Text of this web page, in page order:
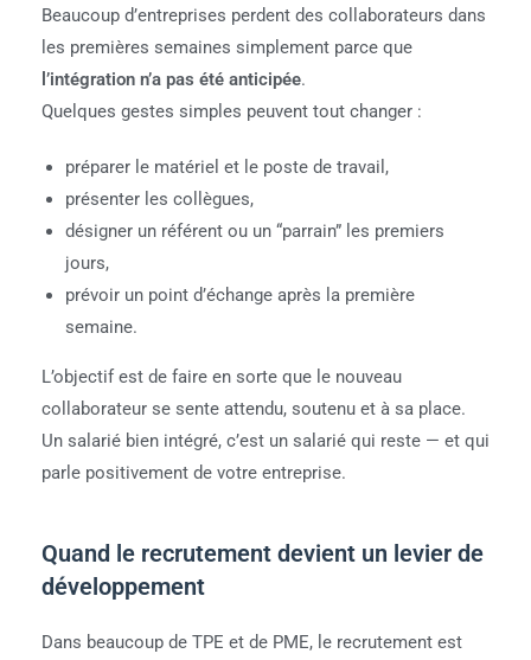
Beaucoup d’entreprises perdent des collaborateurs dans
les premières semaines simplement parce que
l’intégration n’a pas été anticipée.
Quelques gestes simples peuvent tout changer :
préparer le matériel et le poste de travail,
présenter les collègues,
désigner un référent ou un “parrain” les premiers
jours,
prévoir un point d’échange après la première
semaine.
L’objectif est de faire en sorte que le nouveau
collaborateur se sente attendu, soutenu et à sa place.
Un salarié bien intégré, c’est un salarié qui reste — et qui
parle positivement de votre entreprise.
Quand le recrutement devient un levier de
développement
Dans beaucoup de TPE et de PME, le recrutement est